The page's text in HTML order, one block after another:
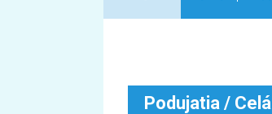
Podujatia /